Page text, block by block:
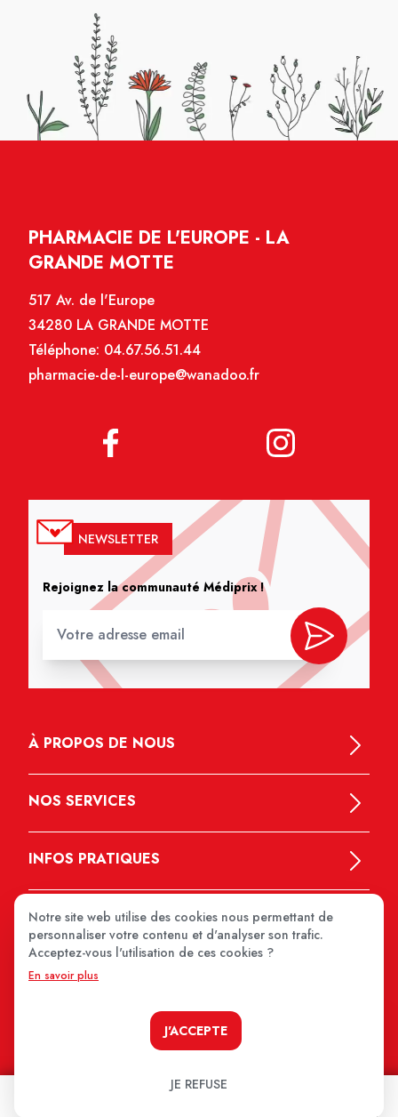
PHARMACIE DE L'EUROPE - LA
GRANDE MOTTE
517 Av. de l'Europe
34280 LA GRANDE MOTTE
Téléphone: 04.67.56.51.44
pharmacie-de-l-europe@wanadoo.fr
NEWSLETTER
Rejoignez la communauté Médiprix !
À PROPOS DE NOUS
NOS SERVICES
INFOS PRATIQUES
Notre site web utilise des cookies nous permettant de
personnaliser votre contenu et d'analyser son trafic.
Acceptez-vous l'utilisation de ces cookies ?
En savoir plus
J'ACCEPTE
JE REFUSE